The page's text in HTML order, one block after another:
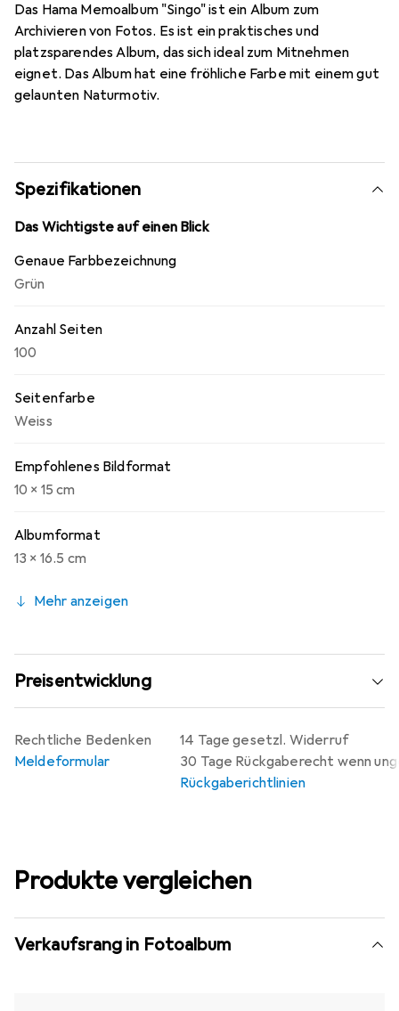
Das Hama Memoalbum "Singo" ist ein Album zum
Archivieren von Fotos. Es ist ein praktisches und
platzsparendes Album, das sich ideal zum Mitnehmen
eignet. Das Album hat eine fröhliche Farbe mit einem gut
gelaunten Naturmotiv.
Spezifikationen
Das Wichtigste auf einen Blick
Genaue Farbbezeichnung
Grün
Anzahl Seiten
100
Seitenfarbe
Weiss
Empfohlenes Bildformat
10 x 15 cm
Albumformat
13 x 16.5 cm
Mehr anzeigen
Preisentwicklung
14 Tage gesetzl. Widerruf
30 Tage Rückgaberecht wenn
Rückgaberichtlinien
Rechtliche Bedenken
Meldeformular
Produkte vergleichen
Verkaufsrang in Fotoalbum